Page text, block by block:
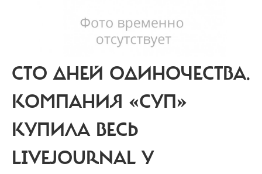
СТО ДНЕЙ ОДИНОЧЕСТВА.
КОМПАНИЯ «СУП»
КУПИЛА ВЕСЬ
LIVEJOURNAL У